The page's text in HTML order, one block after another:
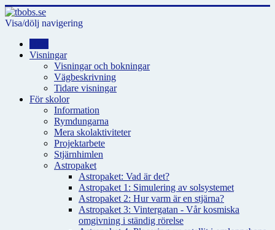
Visa/dölj navigering
Visningar
Visningar och bokningar
Vägbeskrivning
Tidare visningar
För skolor
Information
Rymdungarna
Mera skolaktiviteter
Projektarbete
Stjärnhimlen
Astropaket
Astropaket: Vad är det?
Astropaket 1: Simulering av solsystemet
Astropaket 2: Hur varm är en stjärna?
Astropaket 3: Vintergatan - Vår kosmiska
omgivning i ständig rörelse